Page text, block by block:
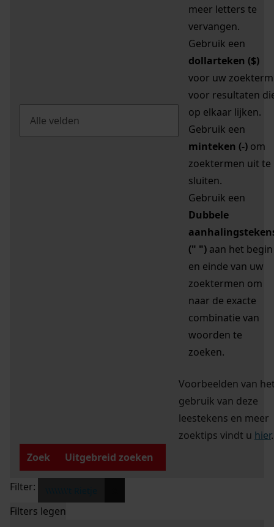
meer letters te
vervangen.
Gebruik een
dollarteken ($)
voor uw zoekterm
voor resultaten
op elkaar lijken.
Gebruik een
minteken (-) om
zoektermen uit te
sluiten.
Gebruik een
Dubbele
(" ") aan het begin
en einde van uw
zoektermen om
naar de exacte
combinatie van
woorden te
zoeken.
Voorbeelden van
gebruik van deze
leestekens en meer
zoektips vindt u hier.
Zoek
Uitgebreid zoeken
Filter:
Filters legen